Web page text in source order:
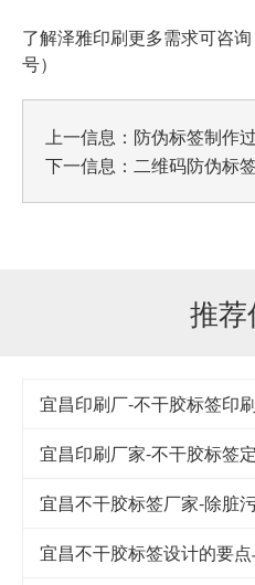
了解泽雅印刷更多需求可咨
号）
上一信息： 防伪标签制作
下一信息： 二维码防伪标
推荐
宜昌印刷厂-不干胶标签印
宜昌印刷厂家-不干胶标签
宜昌不干胶标签厂家-除脏
宜昌不干胶标签设计的要